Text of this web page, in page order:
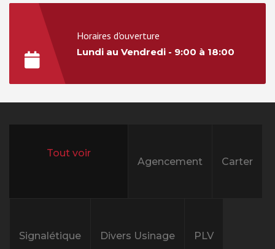
Horaires d'ouverture
Lundi au Vendredi - 9:00 à 18:00
Agencement Carter
Signalétique Divers Usinage PLV